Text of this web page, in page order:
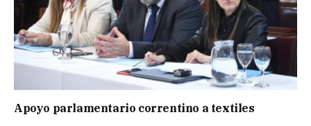
Apoyo parlamentario correntino a textiles